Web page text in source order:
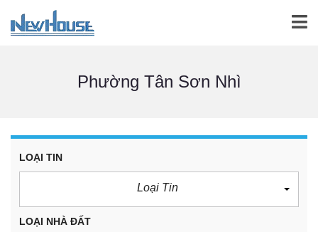
Phường Tân Sơn Nhì
LOẠI TIN
Loại Tin
LOẠI NHÀ ĐẤT